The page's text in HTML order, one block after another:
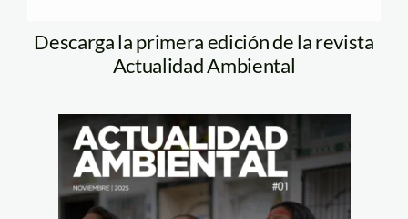
Descarga la primera edición de la revista
Actualidad Ambiental